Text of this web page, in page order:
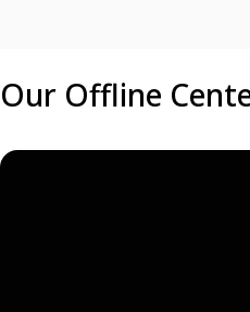
Our Offline